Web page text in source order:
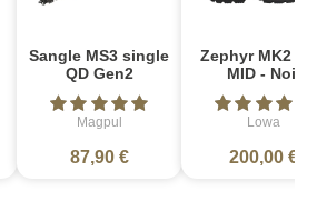
Sangle MS3 single
QD Gen2
Magpul
87,90 €
Zephyr MK2
MID - Noir
Lowa
200,00 €